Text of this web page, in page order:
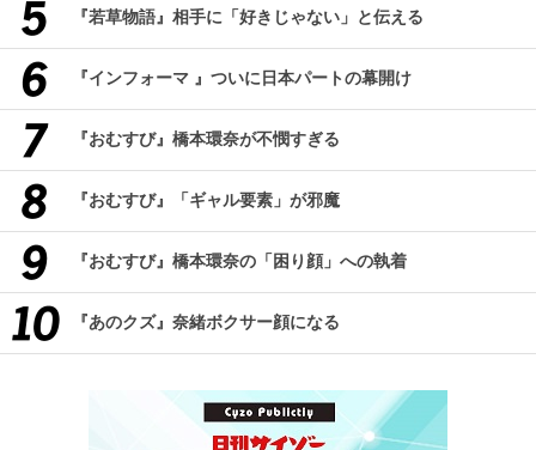
『若草物語』相手に「好きじゃない」と伝える
『インフォーマ 』ついに日本パートの幕開け
『おむすび』橋本環奈が不憫すぎる
『おむすび』「ギャル要素」が邪魔
『おむすび』橋本環奈の「困り顔」への執着
『あのクズ』奈緒ボクサー顔になる